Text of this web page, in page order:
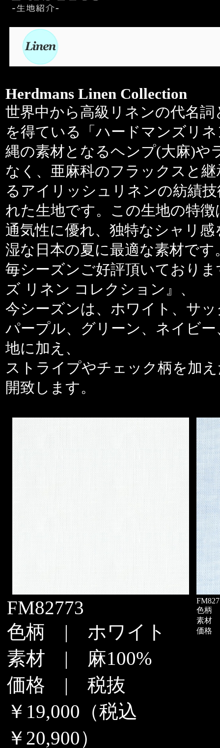
Herdmans Linen Collection
世界中から高級リネンの代名
を得ている「ハードマンズリ
縄の素材となるヘンプ(大麻)や
なく、亜麻科のフラックスと
るアイリッシュリネンの紡績
れた生地です。この生地の特徴
通気性に優れ、独特なシャリ
湿な日本の夏に最適な素材です
毎シーズンご好評頂いており
ズ リネン コレクション』、
今シーズンは、ホワイト、サ
パープル、グリーン、ネイビ
地に加え、
ストライプやチェック柄を加
開致します。
FM82773
色柄 | ホワイト
素材 | 麻100%
価格 | 税抜
￥19,000（税込
￥20,900）
色柄
素材
価格 |